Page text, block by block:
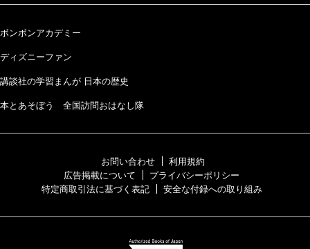
ボンボンアカデミー
ディズニーファン
講談社の学習まんが 日本の歴史
本とあそぼう 全国訪問おはなし隊
お問い合わせ
利用規約
広告掲載について
プライバシーポリシー
特定商取引法に基づく表記
安全な付録への取り組み